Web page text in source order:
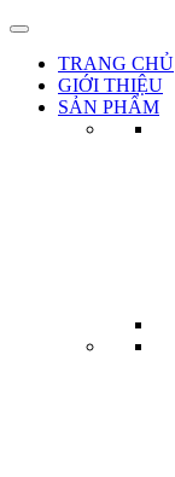
TRANG CHỦ
GIỚI THIỆU
SẢN PHẨM